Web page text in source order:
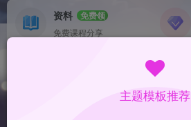
资料
免费领
免费课程分享
主题模板推荐